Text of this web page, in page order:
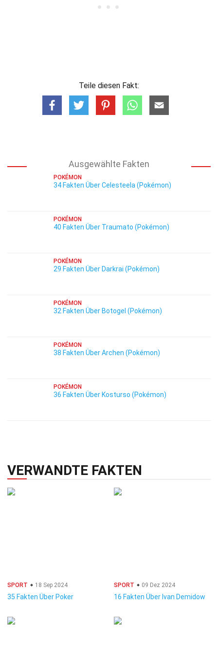
Teile diesen Fakt:
Ausgewählte Fakten
POKÉMON
34 Fakten Über Celesteela (Pokémon)
POKÉMON
40 Fakten Über Traumato (Pokémon)
POKÉMON
29 Fakten Über Darkrai (Pokémon)
POKÉMON
32 Fakten Über Botogel (Pokémon)
POKÉMON
38 Fakten Über Archen (Pokémon)
POKÉMON
36 Fakten Über Kosturso (Pokémon)
VERWANDTE FAKTEN
SPORT 18 Sep 2024
35 Fakten Über Poker
SPORT 09 Dez 2024
16 Fakten Über Ivan Demidow